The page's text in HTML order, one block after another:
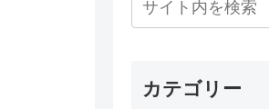
カテゴリー